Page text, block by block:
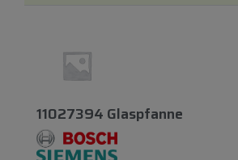
11027394 Glaspfanne